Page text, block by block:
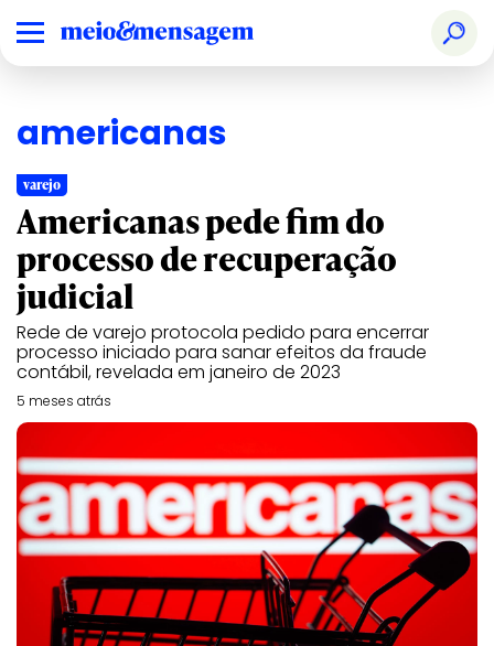
americanas
varejo
Americanas pede fim do
processo de recuperação
judicial
Rede de varejo protocola pedido para encerrar
processo iniciado para sanar efeitos da fraude
contábil, revelada em janeiro de 2023
5 meses atrás